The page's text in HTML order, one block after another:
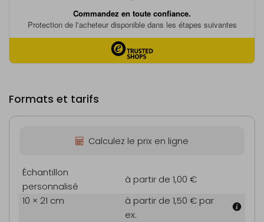
Formats et tarifs
Calculez le prix en ligne
Échantillon
personnalisé
à partir de 1,00 €
10 × 21 cm
à partir de 1,50 € par
ex.